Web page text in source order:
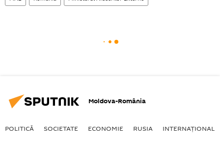
Moldova-România
POLITICĂ SOCIETATE ECONOMIE RUSIA INTERNAŢIONAL